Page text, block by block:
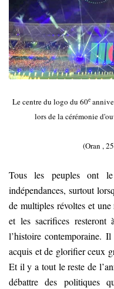
Le centre du logo du 60e
lors de la cérémonie
(Oran ,
Tous les peuples ont
indépendances, surtout
de multiples révoltes et
et les sacrifices resteront
l’histoire contemporaine.
acquis et de glorifier ceux
Et il y a tout le reste de
débattre des politiques